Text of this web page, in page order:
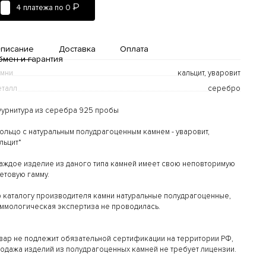
4 платежа по 0 ₽
кальцит, уваровит
серебро
из серебра 925 пробы
с натуральным полудрагоценным камнем - уваровит,
изделие из даного типа камней имеет свою неповторимую
гамму.
каталогу производителя камни натуральные полудрагоценные,
экспертиза не проводилась.
не подлежит обязательной сертификации на территории РФ,
изделий из полудрагоценных камней не требует лицензии.
Доставка
Доставка и оплата
Оплата
и гарантия